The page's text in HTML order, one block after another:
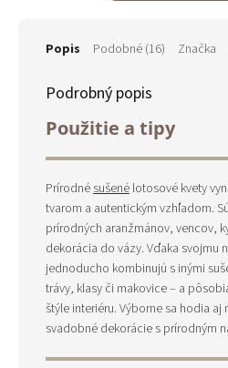
Popis Podobné (16) Značka
Podrobný popis
Použitie a tipy
Prírodnésušené lotosové kvety
tvarom a autentickým vzhľadom.
prírodných aranžmánov, vencov,
dekorácia do vázy. Vďaka svojmu
jednoducho kombinujú s inými
trávy, klasy či makovice – a
štýle interiéru. Výborne sa hodia aj
svadobné dekorácie s prírodným